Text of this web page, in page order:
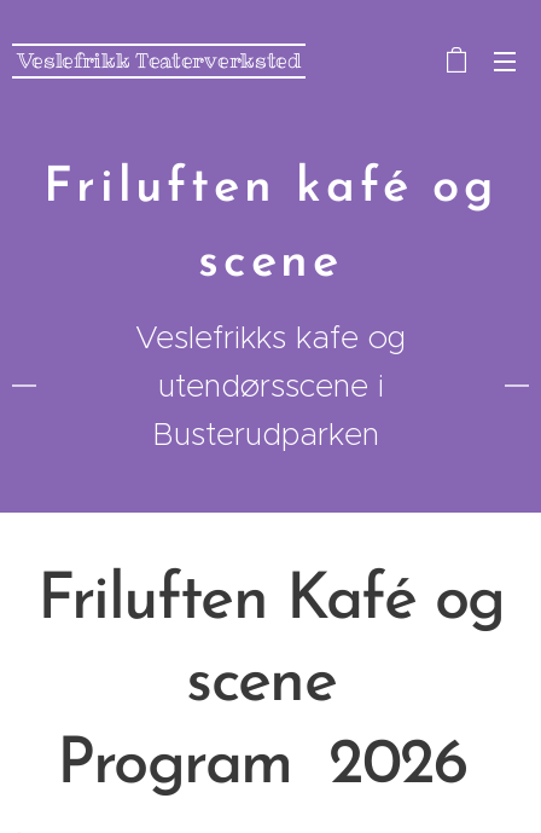
Veslefrikk Teaterverksted
Friluften kafé og
scene
Veslefrikks kafe og
utendørsscene i
Busterudparken
Friluften Kafé og
scene
Program
2026